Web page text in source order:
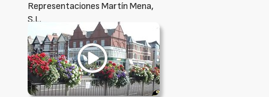
Representaciones Martín Mena,
S.L.